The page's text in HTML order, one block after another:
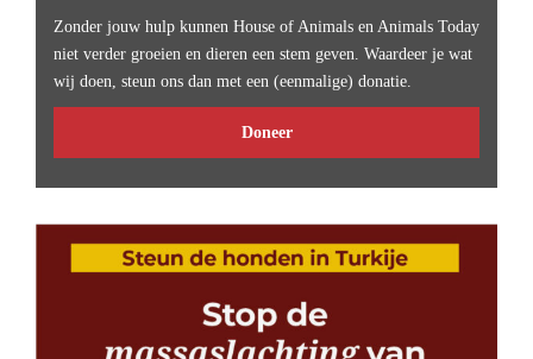
Zonder jouw hulp kunnen House of Animals en Animals Today
niet verder groeien en dieren een stem geven. Waardeer je wat
wij doen, steun ons dan met een (eenmalige) donatie.
Doneer